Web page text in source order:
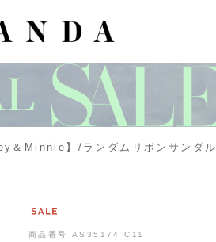
＆Minnie】/ランダムリボンサンダル
商品番号 AS35174 C11